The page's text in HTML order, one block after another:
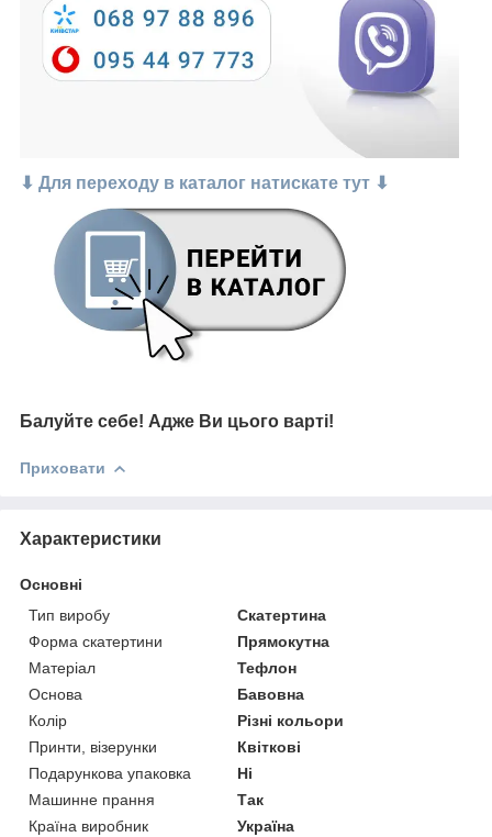
⬇ Для переходу в каталог натискате тут ⬇
Балуйте себе! Адже Ви цього варті!
Приховати
Характеристики
Основні
Тип виробу
Скатертина
Форма скатертини
Прямокутна
Матеріал
Тефлон
Основа
Бавовна
Колір
Різні кольори
Принти, візерунки
Квіткові
Подарункова упаковка
Ні
Машинне прання
Так
Країна виробник
Україна